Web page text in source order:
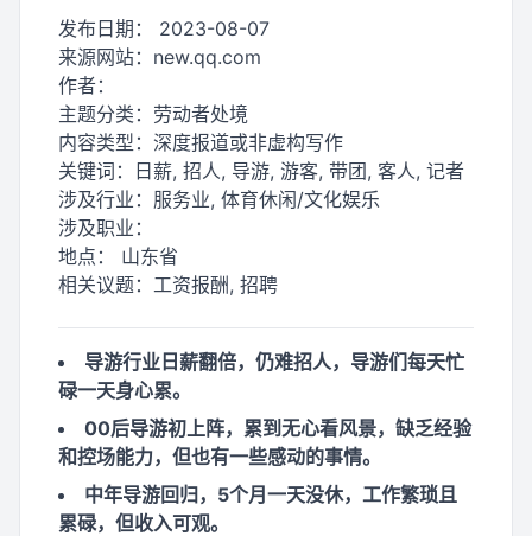
发布日期： 2023-08-07
来源网站： new.qq.com
作者：
主题分类： 劳动者处境
内容类型： 深度报道或非虚构写作
关键词：
日薪, 招人, 导游, 游客, 带团, 客人, 记者
涉及行业： 服务业, 体育休闲/文化娱乐
涉及职业：
地点： 山东省
相关议题： 工资报酬, 招聘
导游行业日薪翻倍，仍难招人，导游们每天忙
碌一天身心累。
00后导游初上阵，累到无心看风景，缺乏经验
和控场能力，但也有一些感动的事情。
中年导游回归，5个月一天没休，工作繁琐且
累碌，但收入可观。